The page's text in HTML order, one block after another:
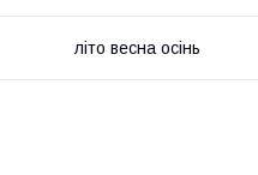
літо весна осінь